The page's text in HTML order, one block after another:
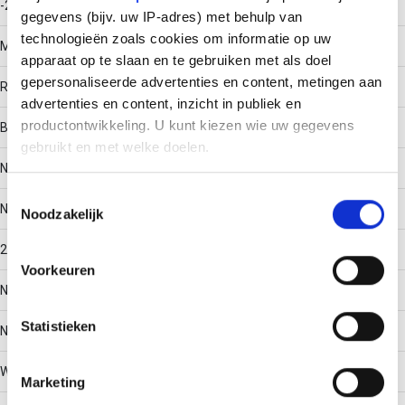
gegevens (bijv. uw IP-adres) met behulp van
technologieën zoals cookies om informatie op uw
apparaat op te slaan en te gebruiken met als doel
gepersonaliseerde advertenties en content, metingen aan
advertenties en content, inzicht in publiek en
productontwikkeling. U kunt kiezen wie uw gegevens
gebruikt en met welke doelen.
Informatie verzamelen over uw geografische locatie,
Uw apparaat identificeren door het actief te scannen
op specifieke eigenschappen (fingerprinting)
verwerkt en stel uw voorkeuren in het
detailgedeelte in.
Noodzakelijk
Voorkeuren
Statistieken
Marketing
-20 - 120
Materiaal
Roestvaststaal (RVS)
Bodemperforatie
Nee
Nuttige doorsnede
23904
Nato perforatie
Nee
Werkende lengte